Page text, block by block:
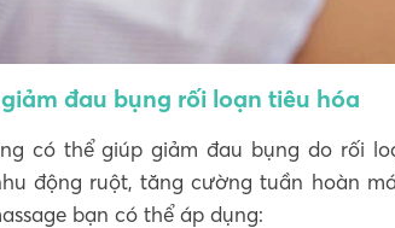
đau bụng rối loạn tiêu hóa
có thể giúp giảm đau bụng do rối
động ruột, tăng cường tuần hoàn
bạn có thể áp dụng: